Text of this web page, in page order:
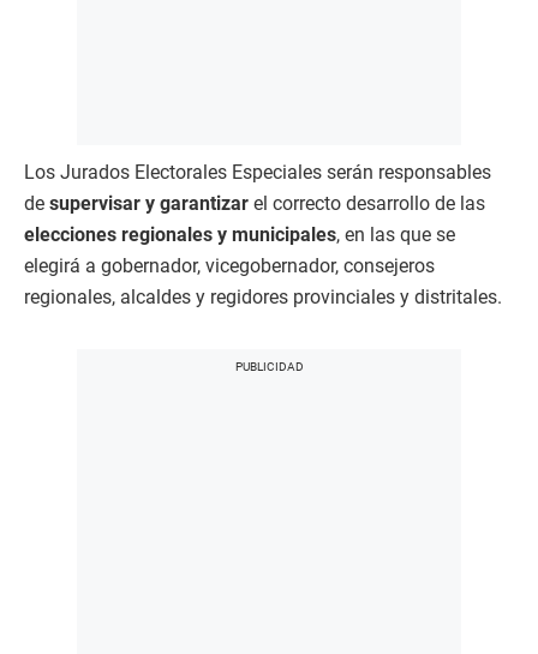
Los Jurados Electorales Especiales serán responsables
de supervisar y garantizar el correcto desarrollo de las
elecciones regionales y municipales, en las que se
elegirá a gobernador, vicegobernador, consejeros
regionales, alcaldes y regidores provinciales y distritales.